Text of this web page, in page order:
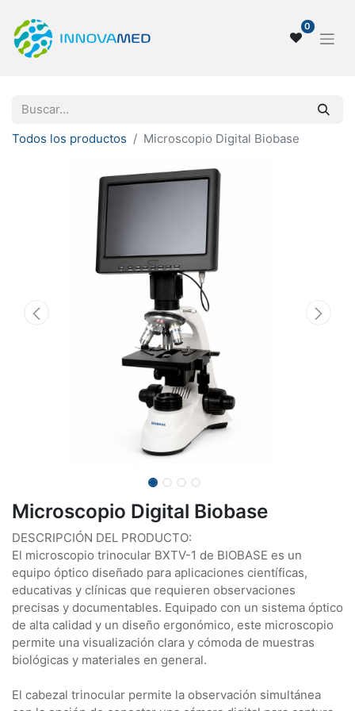
0
Todos los productos Microscopio Digital Biobase
Microscopio Digital Biobase
DESCRIPCIÓN DEL PRODUCTO:
El microscopio trinocular BXTV-1 de BIOBASE es un
equipo óptico diseñado para aplicaciones científicas,
educativas y clínicas que requieren observaciones
precisas y documentables. Equipado con un sistema óptico
de alta calidad y un diseño ergonómico, este microscopio
permite una visualización clara y cómoda de muestras
biológicas y materiales en general.
El cabezal trinocular permite la observación simultánea